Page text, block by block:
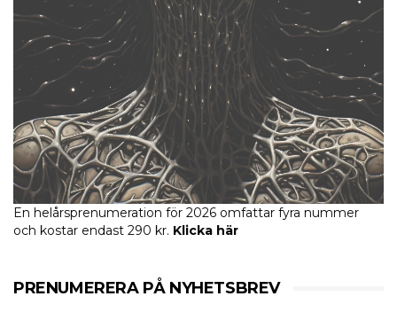
En helårsprenumeration för 2026 omfattar fyra nummer
och kostar endast 290 kr. Klicka här
PRENUMERERA PÅ NYHETSBREV